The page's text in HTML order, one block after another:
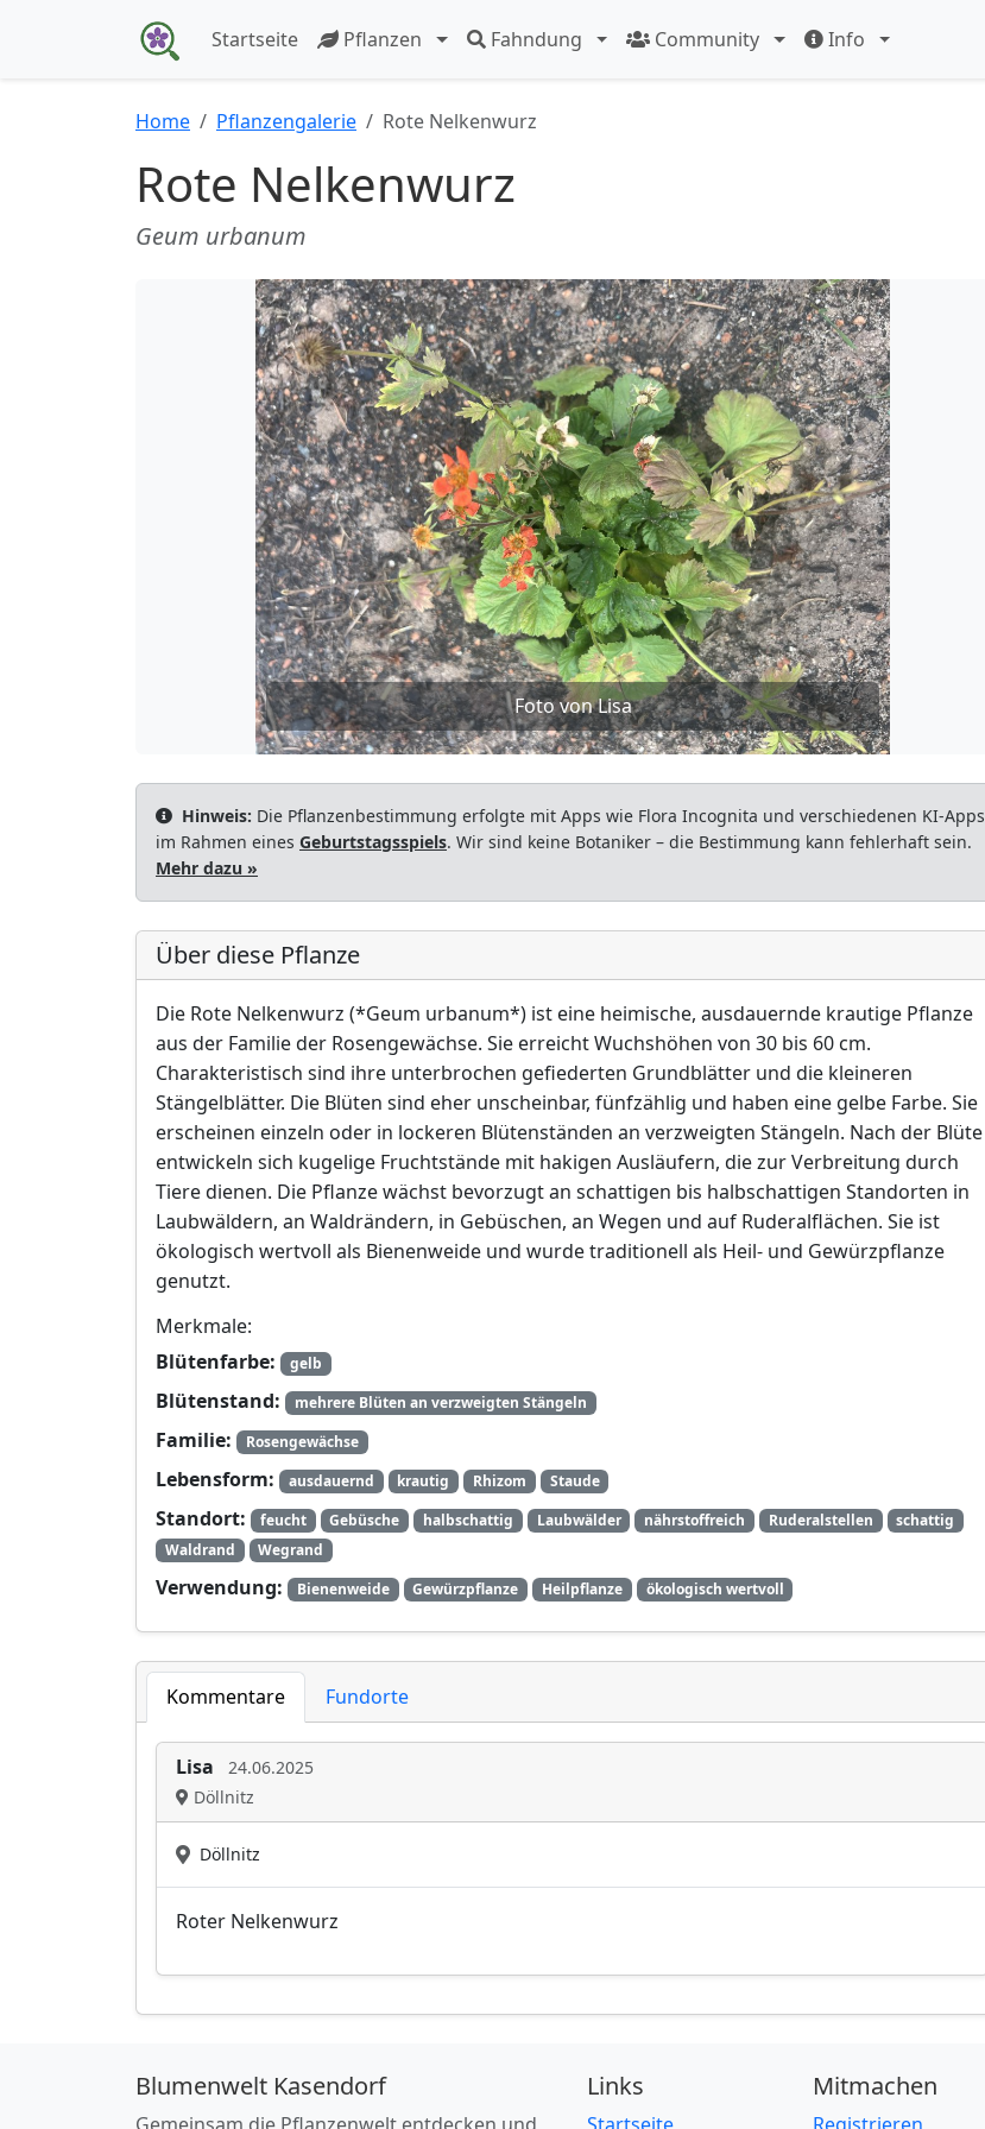
Startseite Pflanzen Fahndung Community Info
Home Pflanzengalerie Rote Nelkenwurz
Rote Nelkenwurz
Geum urbanum
Foto von Lisa
Hinweis: Die Pflanzenbestimmung erfolgte mit Apps wie Flora Incognita und verschiedenen KI-Apps
im Rahmen eines Geburtstagsspiels. Wir sind keine Botaniker – die Bestimmung kann fehlerhaft sein.
Mehr dazu »
Über diese Pflanze
Die Rote Nelkenwurz (*Geum urbanum*) ist eine heimische, ausdauernde krautige Pflanze
aus der Familie der Rosengewächse. Sie erreicht Wuchshöhen von 30 bis 60 cm.
Charakteristisch sind ihre unterbrochen gefiederten Grundblätter und die kleineren
Stängelblätter. Die Blüten sind eher unscheinbar, fünfzählig und haben eine gelbe Farbe. Sie
erscheinen einzeln oder in lockeren Blütenständen an verzweigten Stängeln. Nach der Blüte
entwickeln sich kugelige Fruchtstände mit hakigen Ausläufern, die zur Verbreitung durch
Tiere dienen. Die Pflanze wächst bevorzugt an schattigen bis halbschattigen Standorten in
Laubwäldern, an Waldrändern, in Gebüschen, an Wegen und auf Ruderalflächen. Sie ist
ökologisch wertvoll als Bienenweide und wurde traditionell als Heil- und Gewürzpflanze
genutzt.
Merkmale:
Blütenfarbe:
gelb
Blütenstand: mehrere Blüten an verzweigten Stängeln
Familie: Rosengewächse
Lebensform: ausdauernd krautig Rhizom Staude
Standort: feucht Gebüsche halbschattig Laubwälder nährstoffreich Ruderalstellen
schattig
Waldrand
Wegrand
Verwendung: Bienenweide Gewürzpflanze Heilpflanze ökologisch wertvoll
Kommentare Fundorte
Lisa
24.06.2025
Döllnitz
Döllnitz
Roter Nelkenwurz
Blumenwelt Kasendorf Links Mitmachen